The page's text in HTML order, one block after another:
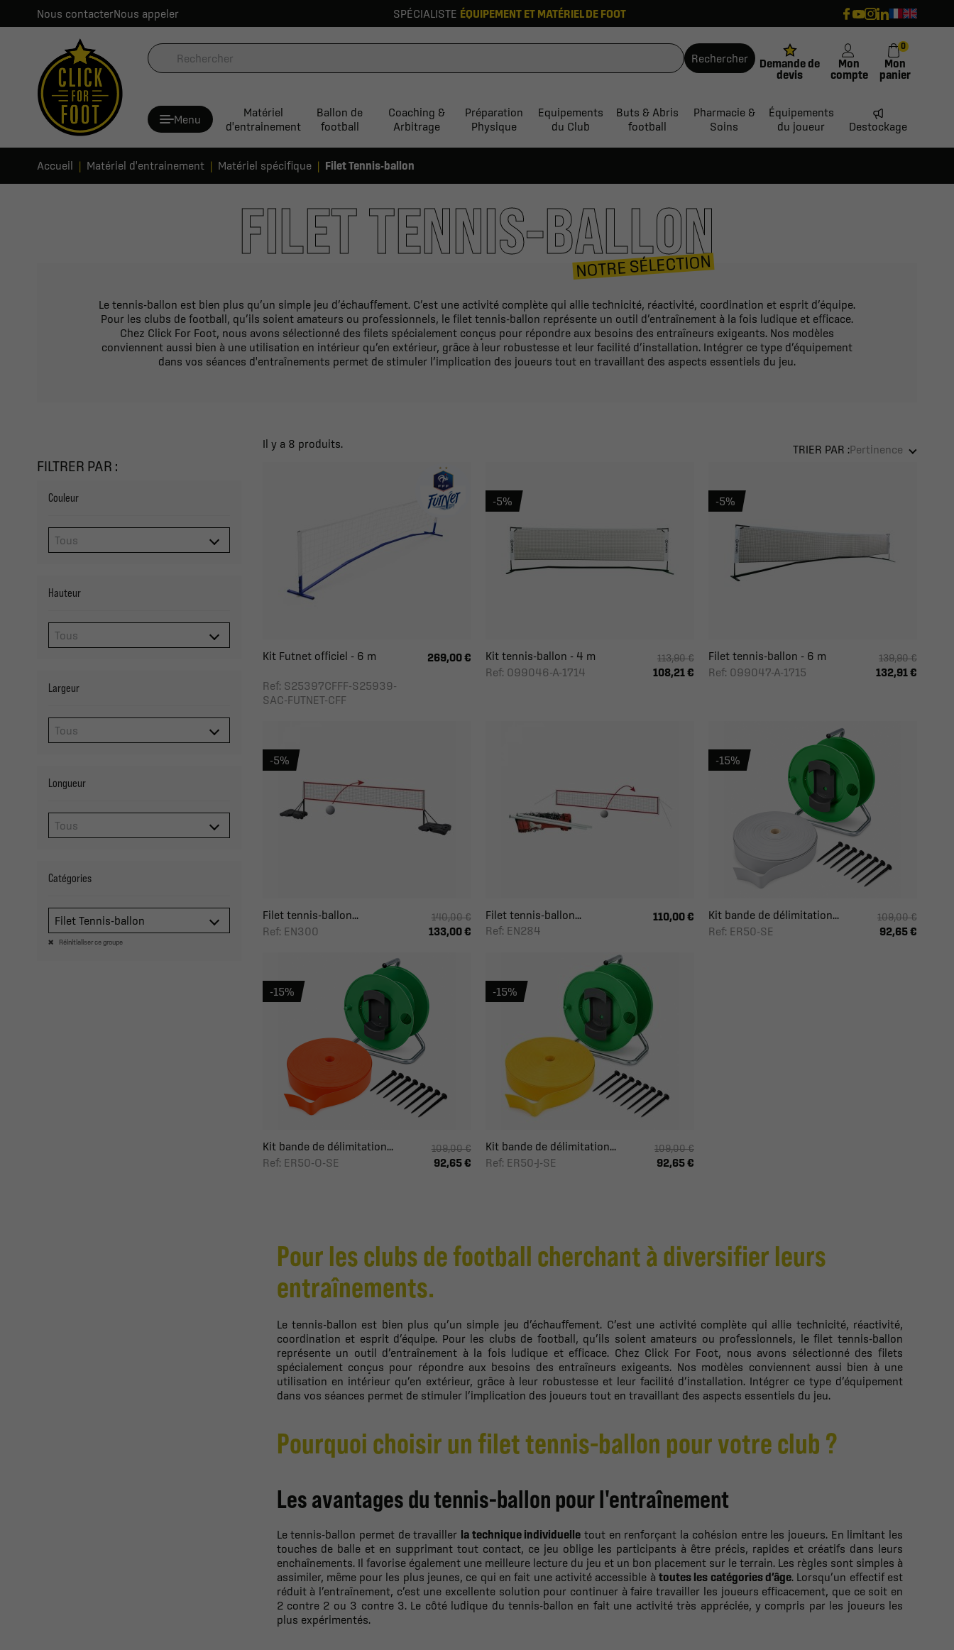
Nous contacterNous appeler SPÉCIALISTE ÉQUIPEMENT ET MATÉRIEL DE FOOT
Rechercher
Demande de
devis
Mon
compte
Mon
panier
0
Menu
Matériel
d'entrainement
Ballon de
football
Coaching &
Arbitrage
Préparation
Physique
Equipements
du Club
Buts & Abris
football
Pharmacie &
Soins
Équipements
du joueur
Destockage
Accueil Matériel d'entrainement Matériel spécifique Filet Tennis-ballon
FILET TENNIS-BALLON
NOTRE SÉLECTION
Le tennis-ballon est bien plus qu’un simple jeu d’échauffement. C’est une activité complète qui allie technicité, réactivité, coordination et esprit d’équipe.
Pour les clubs de football, qu’ils soient amateurs ou professionnels, le filet tennis-ballon représente un outil d’entraînement à la fois ludique et efficace.
Chez Click For Foot, nous avons sélectionné des filets spécialement conçus pour répondre aux besoins des entraîneurs exigeants. Nos modèles
conviennent aussi bien à une utilisation en intérieur qu’en extérieur, grâce à leur robustesse et leur facilité d’installation. Intégrer ce type d’équipement
dans vos séances d'entraînements permet de stimuler l’implication des joueurs tout en travaillant des aspects essentiels du jeu.
FILTRER PAR :
Couleur
Hauteur
Largeur
Longueur
Catégories
Filet Tennis-ballon
Réinitialiser ce groupe
Il y a 8 produits. TRIER PAR :Pertinence
Kit Futnet officiel - 6 m
Ref: S25397CFFF-S25939-
SAC-FUTNET-CFF
269,00 €
Kit tennis-ballon - 4 m
Ref: 099046-A-1714
113,90 €
108,21 €
-5%
Filet tennis-ballon - 6 m
Ref: 099047-A-1715
139,90 €
132,91 €
-5%
Filet tennis-ballon...
Ref: EN300
140,00 €
133,00 €
-5%
Filet tennis-ballon...
Ref: EN284
110,00 €
Kit bande de délimitation...
Ref: ER50-SE
109,00 €
92,65 €
-15%
Kit bande de délimitation...
Ref: ER50-O-SE
109,00 €
92,65 €
-15%
Kit bande de délimitation...
Ref: ER50-J-SE
109,00 €
92,65 €
-15%
Pour les clubs de football cherchant à diversifier leurs
entraînements.
Le tennis-ballon est bien plus qu’un simple jeu d’échauffement. C’est une activité complète qui allie technicité, réactivité,
coordination et esprit d’équipe. Pour les clubs de football, qu’ils soient amateurs ou professionnels, le filet tennis-ballon
représente un outil d’entraînement à la fois ludique et efficace. Chez Click For Foot, nous avons sélectionné des filets
spécialement conçus pour répondre aux besoins des entraîneurs exigeants. Nos modèles conviennent aussi bien à une
utilisation en intérieur qu’en extérieur, grâce à leur robustesse et leur facilité d’installation. Intégrer ce type d’équipement
dans vos séances permet de stimuler l’implication des joueurs tout en travaillant des aspects essentiels du jeu.
Pourquoi choisir un filet tennis-ballon pour votre club ?
Les avantages du tennis-ballon pour l'entraînement
Le tennis-ballon permet de travailler la technique individuelle tout en renforçant la cohésion entre les joueurs. En limitant les
touches de balle et en supprimant tout contact, ce jeu oblige les participants à être précis, rapides et créatifs dans leurs
enchaînements. Il favorise également une meilleure lecture du jeu et un bon placement sur le terrain. Les règles sont simples à
assimiler, même pour les plus jeunes, ce qui en fait une activité accessible àtoutes les catégories d’âge. Lorsqu’un effectif est
réduit à l’entraînement, c’est une excellente solution pour continuer à faire travailler les joueurs efficacement, que ce soit en
2 contre 2 ou 3 contre 3. Le côté ludique du tennis-ballon en fait une activité très appréciée, y compris par les joueurs les
plus expérimentés.